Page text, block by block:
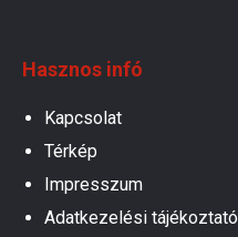
Hasznos infó
Kapcsolat
Térkép
Impresszum
Adatkezelési tájékoztató